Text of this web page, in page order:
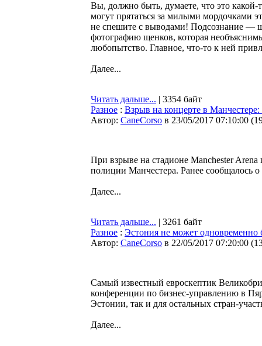
Вы, должно быть, думаете, что это
могут прятаться за милыми мордочками
не спешите с выводами! Подсознание —
фотографию щенков, которая
любопытство. Главное, что-то к ней
Далее...
Читать дальше... | 3354 байт
Разное : Взрыв на концерте в
Автор: CaneCorso в 23/05/2017 07:10:00 (
При взрыве на стадионе Manchester
полиции Манчестера. Ранее сообщалось
Далее...
Читать дальше... | 3261 байт
Разное : Эстония не может одновременно
Автор: CaneCorso в 22/05/2017 07:20:00 (
Самый известный евроскептик
конференции по бизнес-управлению в
Эстонии, так и для остальных стран-
Далее...